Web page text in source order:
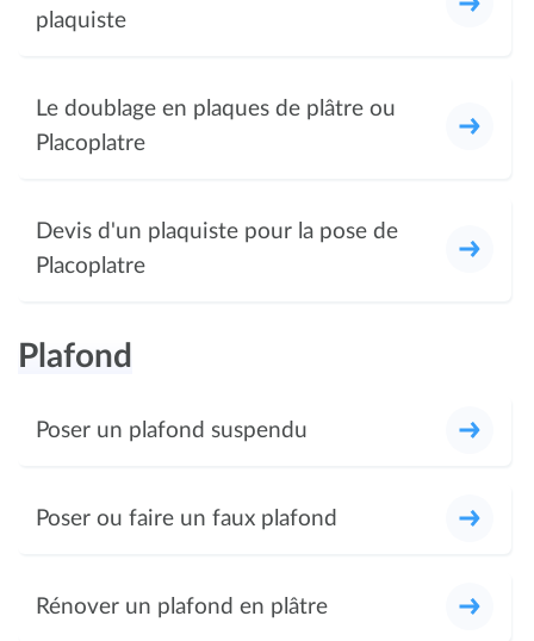
plaquiste
Le doublage en plaques de plâtre ou
Placoplatre
Devis d'un plaquiste pour la pose de
Placoplatre
Plafond
Poser un plafond suspendu
Poser ou faire un faux plafond
Rénover un plafond en plâtre